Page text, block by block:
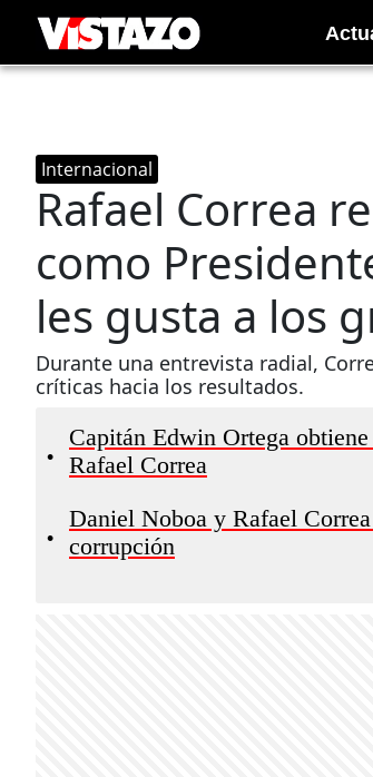
Internacional
Rafael Correa
como
les gusta a los
Durante una entrevista radial,
críticas hacia los resultados.
•
Capitán Edwin Ortega
Rafael Correa
•
Daniel Noboa y Rafael
corrupción